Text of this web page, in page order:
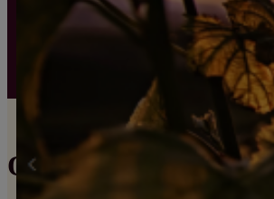
Ouverture du site